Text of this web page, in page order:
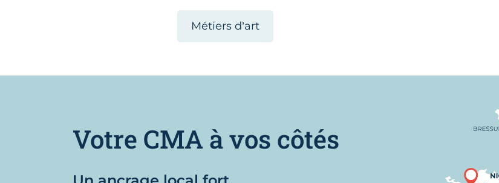
Métiers d’art
Votre CMA à vos côtés